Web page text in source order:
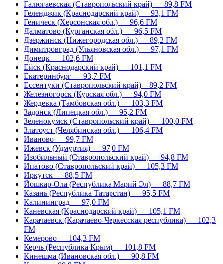
Галюгаевская (Ставропольский край) — 89,8 FM
Геленджик (Краснодарский край) — 93,1 FM
Геническ (Херсонская обл.) — 96,6 FM
Далматово (Курганская обл.) — 96,5 FM
Дзержинск (Нижегородская обл.) — 89,2 FM
Димитровград (Ульяновская обл.) — 97,1 FM
Донецк — 102,6 FM
Ейск (Краснодарский край) — 101,1 FM
Екатеринбург — 93,7 FM
Ессентуки (Ставропольский край) – 89,2 FM
Железногорск (Курская обл.) — 94,0 FM
Жердевка (Тамбовская обл.) — 103,3 FM
Задонск (Липецкая обл.) — 95,2 FM
Зеленокумск (Ставропольский край) — 100,0 FM
Златоуст (Челябинская обл.) — 106,4 FM
Иваново — 99,7 FM
Ижевск (Удмуртия) — 97,0 FM
Изобильный (Ставропольский край) — 94,8 FM
Ипатово (Ставропольский край) — 105,3 FM
Иркутск — 88,5 FM
Йошкар-Ола (Республика Марий Эл) — 88,7 FM
Казань (Республика Татарстан) — 95,5 FM
Калининград — 97,0 FM
Каневская (Краснодарский край) — 105,1 FM
Карачаевск (Карачаево-Черкесская республика) — 102,3
FM
Кемерово — 104,3 FM
Керчь (Республика Крым) — 101,8 FM
Кинешма (Ивановская обл.) — 90,8 FM